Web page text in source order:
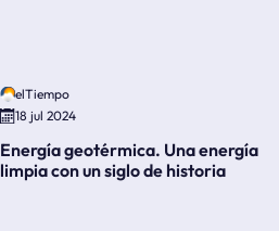
elTiempo
18 jul 2024
Energía geotérmica. Una energía
limpia con un siglo de historia